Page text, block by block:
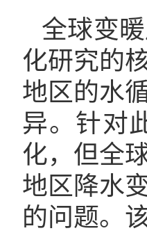
全球变
化研究的
地区的水
异。针对
化，但全
地区降水
的问题。